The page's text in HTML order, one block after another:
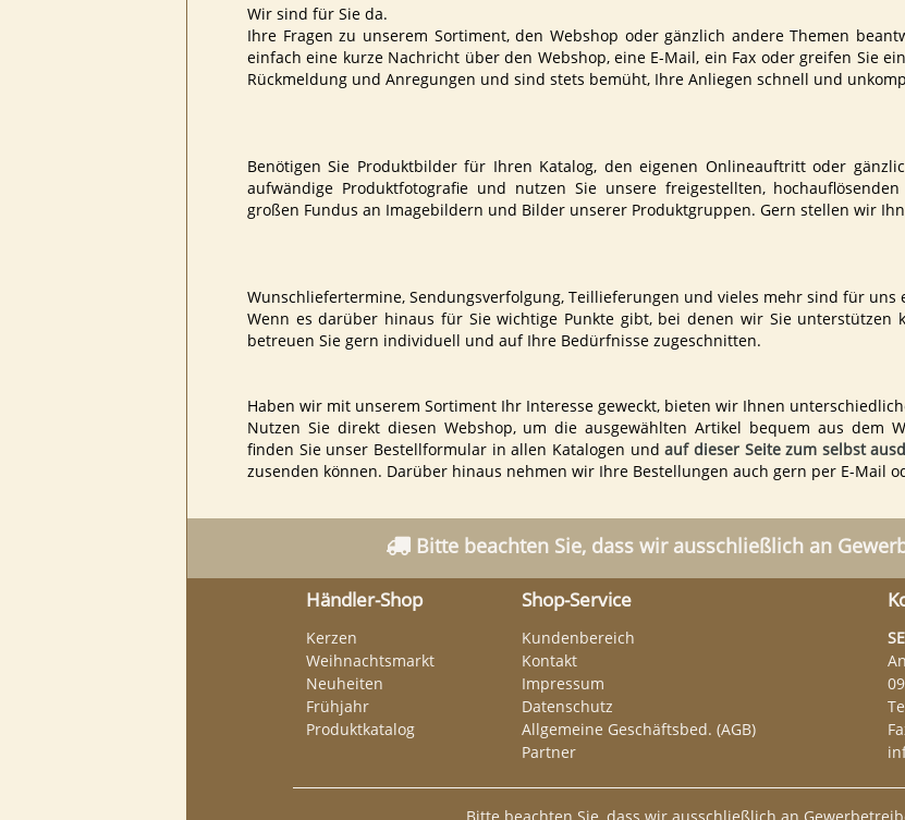
Wir sind für Sie da.
Ihre Fragen zu unserem Sortiment, den Webshop oder gänzlich andere Themen
einfach eine kurze Nachricht über den Webshop, eine E-Mail, ein Fax oder greifen Sie
Rückmeldung und Anregungen und sind stets bemüht, Ihre Anliegen schnell und
Benötigen Sie Produktbilder für Ihren Katalog, den eigenen Onlineauftritt oder
aufwändige Produktfotografie und nutzen Sie unsere freigestellten,
großen Fundus an Imagebildern und Bilder unserer Produktgruppen. Gern stellen wir
Wunschliefertermine, Sendungsverfolgung, Teillieferungen und vieles mehr sind für
Wenn es darüber hinaus für Sie wichtige Punkte gibt, bei denen wir Sie unterstützen
betreuen Sie gern individuell und auf Ihre Bedürfnisse zugeschnitten.
Haben wir mit unserem Sortiment Ihr Interesse geweckt, bieten wir Ihnen
Nutzen Sie direkt diesen Webshop, um die ausgewählten Artikel bequem aus dem
finden Sie unser Bestellformular in allen Katalogen undauf dieser Seite zum selbst
zusenden können. Darüber hinaus nehmen wir Ihre Bestellungen auch gern per E-Mail
 Bitte beachten Sie, dass wir ausschließlich an
Händler-Shop Shop-Service
Kerzen
Weihnachtsmarkt
Neuheiten
Frühjahr
Produktkatalog
Kundenbereich
Kontakt
Impressum
Datenschutz
Allgemeine Geschäftsbed. (AGB)
Partner